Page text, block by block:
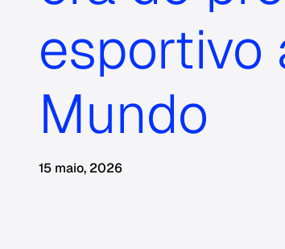
esportivo
Mundo
15 maio, 2026